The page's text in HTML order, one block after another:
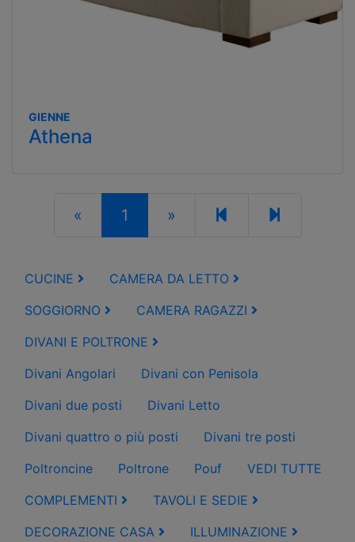
GIENNE
Athena
« 1 »
CUCINE
CAMERA DA LETTO
SOGGIORNO
CAMERA RAGAZZI
DIVANI E POLTRONE
Divani Angolari
Divani con Penisola
Divani due posti
Divani Letto
Divani quattro o più posti
Divani tre posti
Poltroncine
Poltrone Pouf
VEDI TUTTE
COMPLEMENTI
TAVOLI E SEDIE
DECORAZIONE CASA
ILLUMINAZIONE